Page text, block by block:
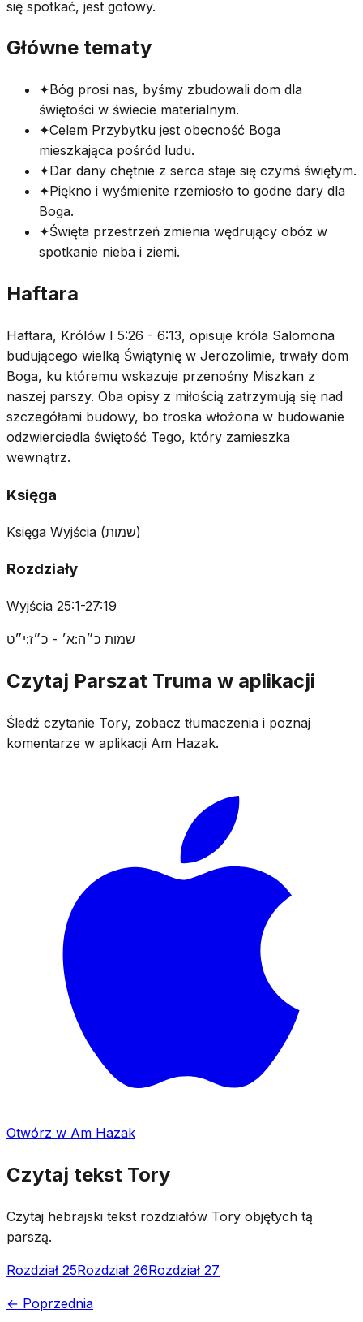
się spotkać, jest gotowy.
Główne tematy
✦Bóg prosi nas, byśmy zbudowali dom dla
świętości w świecie materialnym.
✦Celem Przybytku jest obecność Boga
mieszkająca pośród ludu.
✦Dar dany chętnie z serca staje się czymś świętym.
✦Piękno i wyśmienite rzemiosło to godne dary dla
Boga.
✦Święta przestrzeń zmienia wędrujący obóz w
spotkanie nieba i ziemi.
Haftara
Haftara, Królów I 5:26 - 6:13, opisuje króla Salomona
budującego wielką Świątynię w Jerozolimie, trwały dom
Boga, ku któremu wskazuje przenośny Miszkan z
naszej parszy. Oba opisy z miłością zatrzymują się nad
szczegółami budowy, bo troska włożona w budowanie
odzwierciedla świętość Tego, który zamieszka
wewnątrz.
Księga
Księga Wyjścia (שמות)
Rozdziały
Wyjścia 25:1-27:19
שמות כ״ה:א׳ - כ״ז:י״ט
Czytaj Parszat Truma w aplikacji
Śledź czytanie Tory, zobacz tłumaczenia i poznaj
komentarze w aplikacji Am Hazak.
Otwórz w Am Hazak
Czytaj tekst Tory
Czytaj hebrajski tekst rozdziałów Tory objętych tą
parszą.
Rozdział 25Rozdział 26Rozdział 27
← Poprzednia